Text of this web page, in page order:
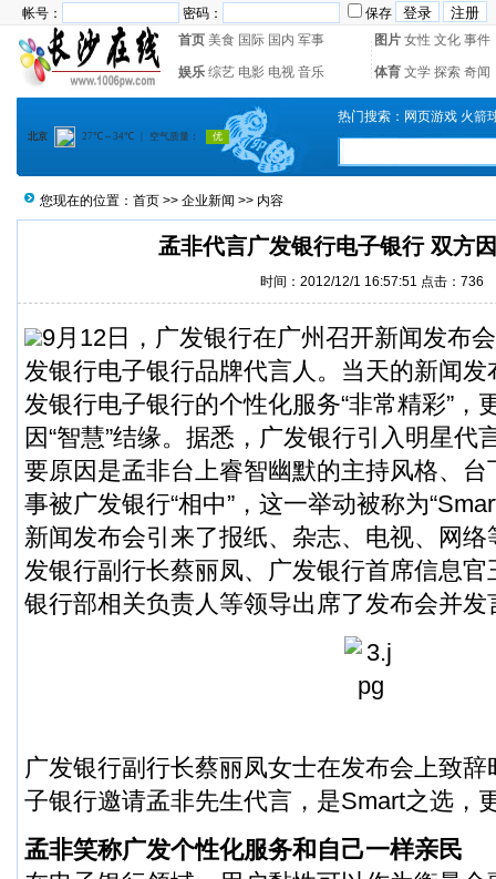
帐号： 密码：
保存
首页 美食 国际 国内 军事 图片 女性 文化 事件
娱乐 综艺 电影 电视 音乐 体育 文学 探索 奇闻
热门搜索： 网页游戏 火箭
您现在的位置： 首页 >> 企业新闻 >> 内容
孟非代言广发银行电子银行 双方
时间：2012/12/1 16:57:51 点击： 736
9月12日，广发银行在广州召开新闻发布
发银行电子银行品牌代言人。当天的新闻
发银行电子银行的个性化服务“非常精彩”，
因“智慧”结缘。据悉，广发银行引入明星代
要原因是孟非台上睿智幽默的主持风格、
事被广发银行“相中”，这一举动被称为
新闻发布会引来了报纸、杂志、电视、网
发银行副行长蔡丽凤、广发银行首席信息
银行部相关负责人等领导出席了发布会并发
广发银行副行长蔡丽凤女士在发布会上致
子银行邀请孟非先生代言，是Smart之选，
孟非笑称广发个性化服务和自己一样亲民